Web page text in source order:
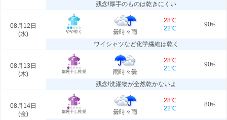
残念!厚手のものは乾きにくい
08月12日
(水) やや乾く 曇時々雨
28℃
22℃
90%
ワイシャツなど化学繊維は乾く
08月13日
(木) 部屋干し推奨 雨時々曇
28℃
21℃
90%
残念!洗濯物が全然乾かないよ
08月14日
(金) 部屋干し推奨 曇時々雨
28℃
22℃
80%